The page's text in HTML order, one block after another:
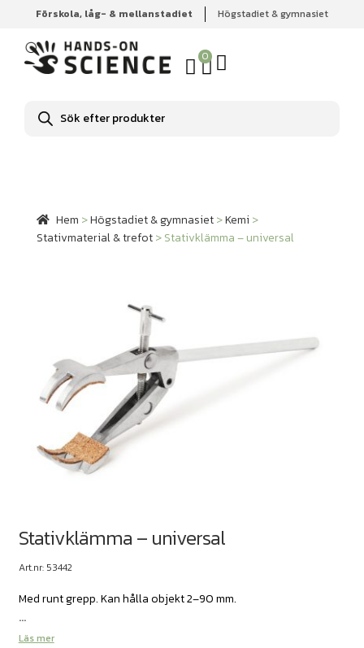
Förskola, låg- & mellanstadiet Högstadiet & gymnasiet
0
Produktsökning
Hem Högstadiet & gymnasiet Kemi
Stativmaterial &
trefot
Stativklämma – universal
Hem >Högstadiet & gymnasiet>Kemi >
Stativmaterial & trefot>Stativklämma – universal
Stativklämma – universal
Art.nr: 53442
Med runt grepp. Kan hålla objekt 2–90 mm.
...
Läs mer